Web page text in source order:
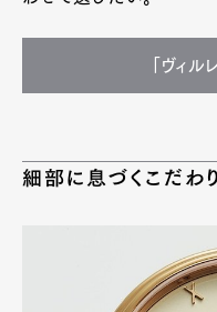
「ヴィ
細部に息づくこだわ